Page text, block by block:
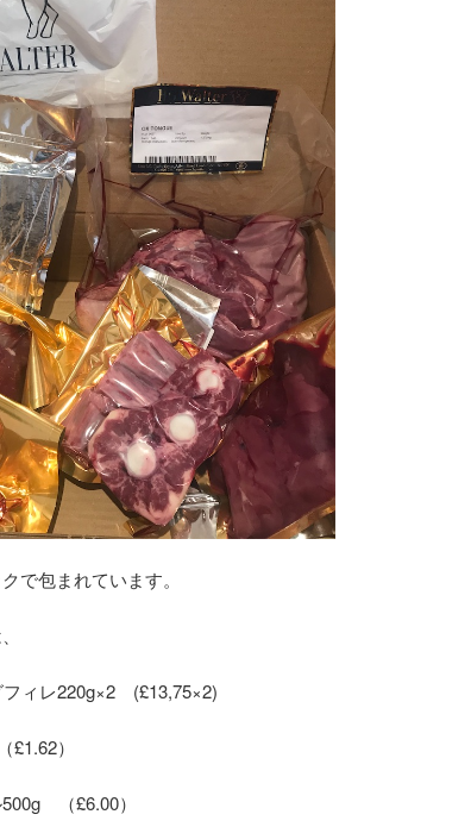
で包まれています。
フィレ220g×2 (£13,75×2)
£1.62）
（£6.00）